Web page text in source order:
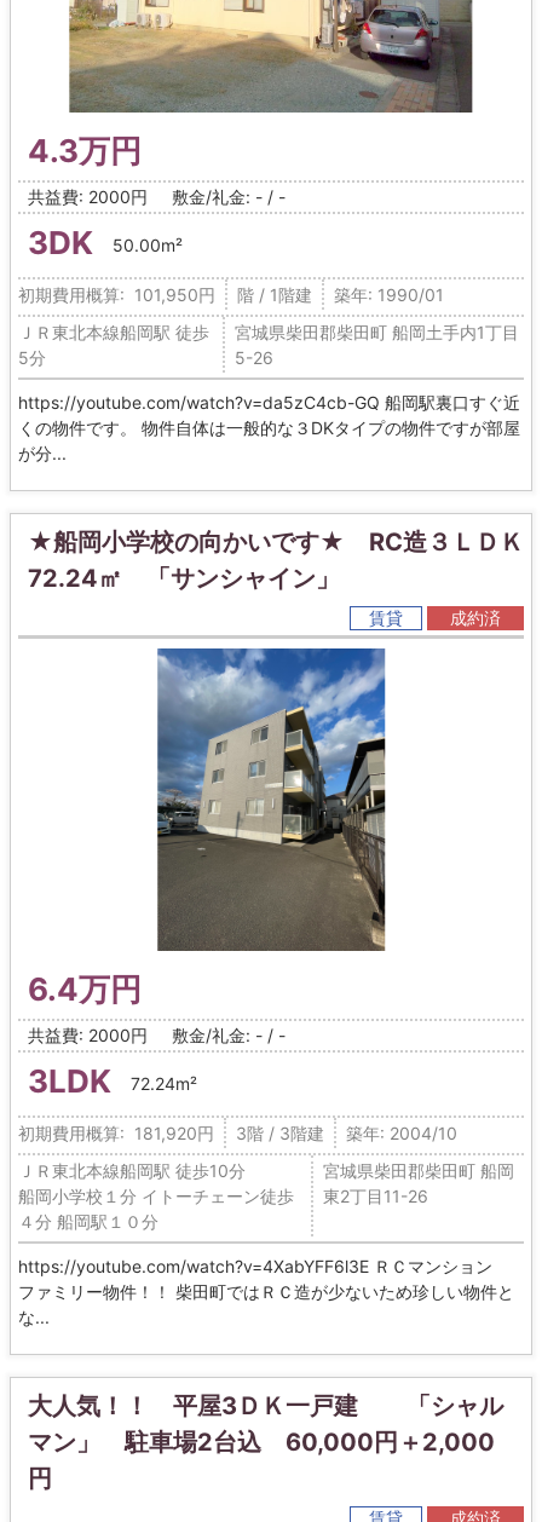
4.3万円
共益費: 2000円 敷金/礼金: - / -
3DK 50.00m²
初期費用概算: 101,950円 階 / 1階建
築年: 1990/01
ＪＲ東北本線船岡駅 徒歩
5分
宮城県柴田郡柴田町 船岡土手内1丁目
5-26
https://youtube.com/watch?v=da5zC4cb-GQ 船岡駅裏口すぐ近
くの物件です。 物件自体は一般的な３DKタイプの物件ですが部屋
が分...
★船岡小学校の向かいです★ RC造３ＬＤＫ
72.24㎡ 「サンシャイン」
賃貸 成約済
6.4万円
共益費: 2000円 敷金/礼金: - / -
3LDK 72.24m²
初期費用概算: 181,920円 3階 / 3階建
築年: 2004/10
ＪＲ東北本線船岡駅 徒歩10分
船岡小学校１分 イトーチェーン徒歩
４分 船岡駅１０分
宮城県柴田郡柴田町 船岡
東2丁目11-26
https://youtube.com/watch?v=4XabYFF6l3E ＲＣマンション
ファミリー物件！！ 柴田町ではＲＣ造が少ないため珍しい物件と
な...
大人気！！ 平屋3ＤＫ一戸建 「シャル
マン」 駐車場2台込 60,000円＋2,000
円
賃貸 成約済